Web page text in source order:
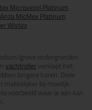
Microvezel Platinum
Anza MicMex Platinum
Wistex
grove ondergronden
vachtrollerverklapt het
langere haren. Deze
makkelijker bij moeilijk
voorbeeld waar je aan kan